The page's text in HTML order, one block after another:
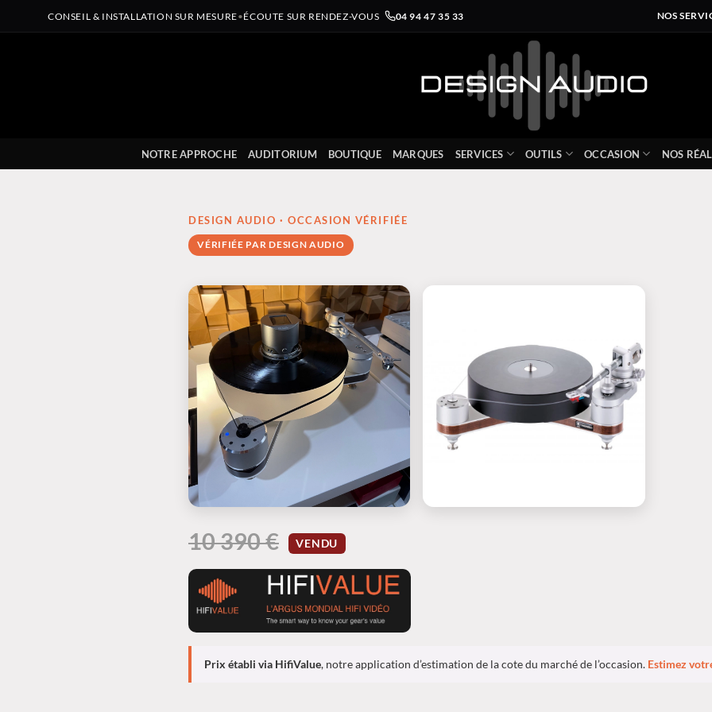
CONSEIL & INSTALLATION SUR MESURE•ÉCOUTE SUR RENDEZ-VOUS 04 94 47 35 33 NOS
NOTRE APPROCHE AUDITORIUM BOUTIQUE MARQUES SERVICES OUTILS OCCASION NOS
DESIGN AUDIO · OCCASION VÉRIFIÉE
VÉRIFIÉE PAR DESIGN AUDIO
10 390 € VENDU
Prix établi via HifiValue, notre application d’estimation de la cote du marché de l’occasion. Estimez